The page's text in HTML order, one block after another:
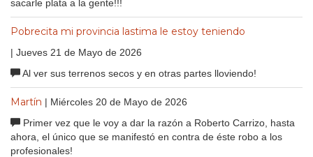
sacarle plata a la gente!!!
Pobrecita mi provincia lastima le estoy teniendo
| Jueves 21 de Mayo de 2026
Al ver sus terrenos secos y en otras partes lloviendo!
Martín | Miércoles 20 de Mayo de 2026
Primer vez que le voy a dar la razón a Roberto Carrizo, hasta
ahora, el único que se manifestó en contra de éste robo a los
profesionales!